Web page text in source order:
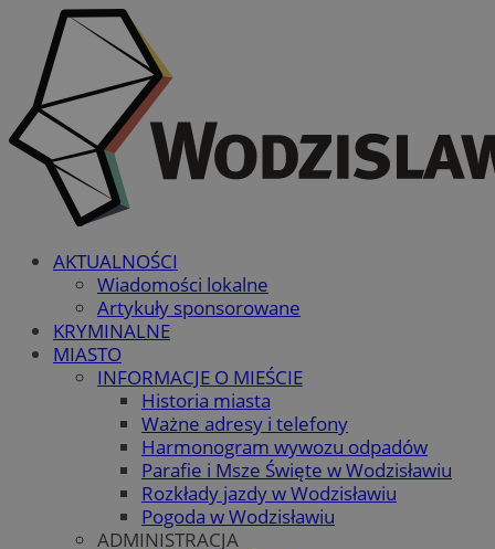
AKTUALNOŚCI
Wiadomości lokalne
Artykuły sponsorowane
KRYMINALNE
MIASTO
INFORMACJE O MIEŚCIE
Historia miasta
Ważne adresy i telefony
Harmonogram wywozu odpadów
Parafie i Msze Święte w Wodzisławiu
Rozkłady jazdy w Wodzisławiu
Pogoda w Wodzisławiu
ADMINISTRACJA